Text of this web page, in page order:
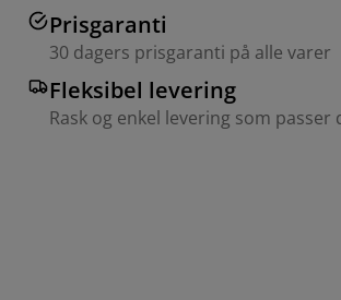
Prisgaranti
30 dagers prisgaranti på alle varer
Fleksibel levering
Rask og enkel levering som passer